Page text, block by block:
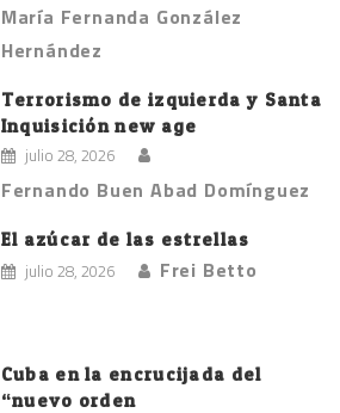
María Fernanda González
Hernández
Terrorismo de izquierda y Santa
Inquisición new age
julio 28, 2026
Fernando Buen Abad Domínguez
El azúcar de las estrellas
julio 28, 2026 Frei Betto
Cuba en la encrucijada del
“nuevo orden